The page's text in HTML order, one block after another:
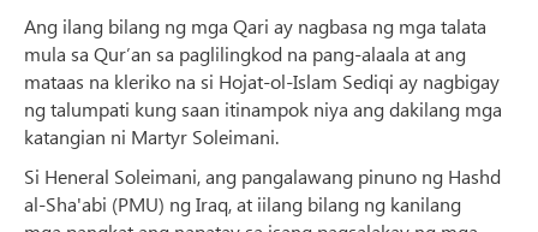
Ang ilang bilang ng mga Qari ay nagbasa ng mga talata
mula sa Qur’an sa paglilingkod na pang-alaala at ang
mataas na kleriko na si Hojat-ol-Islam Sediqi ay nagbigay
ng talumpati kung saan itinampok niya ang dakilang mga
katangian ni Martyr Soleimani.
Si Heneral Soleimani, ang pangalawang pinuno ng Hashd
al-Sha'abi (PMU) ng Iraq, at iilang bilang ng kanilang